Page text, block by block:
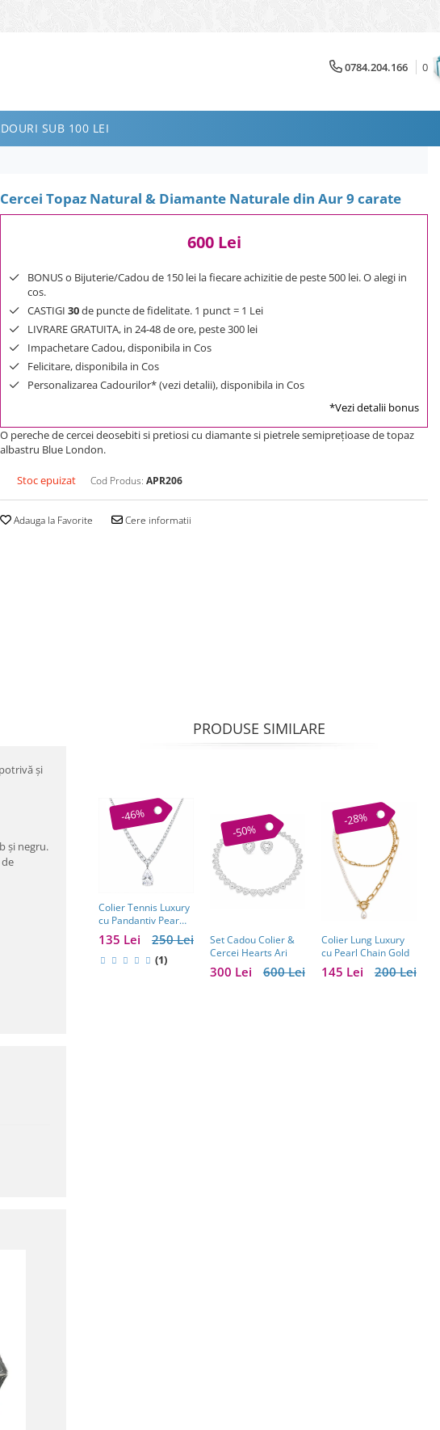
0784.204.166 0
SUB 100 LEI
Cercei Topaz Natural & Diamante Naturale din Aur 9 carate
600 Lei
BONUS o Bijuterie/Cadou de 150 lei la fiecare achizitie de peste 500 lei. O alegi in
cos.
CASTIGI 30de puncte de fidelitate. 1 punct = 1 Lei
LIVRARE GRATUITA, in 24-48 de ore, peste 300 lei
Impachetare Cadou, disponibila in Cos
Felicitare, disponibila in Cos
Personalizarea Cadourilor* (vezi detalii), disponibila in Cos
*Vezi detalii bonus
O pereche de cercei deosebiti si pretiosi cu diamante si pietrele semipreţioase de topaz
albastru Blue London.
Stoc epuizat Cod Produs: APR206
Adauga la Favorite Cere informatii
şi
şi negru.
PRODUSE SIMILARE
-46%
Colier Tennis Luxury
cu Pandantiv Pear
Cut – Eleganță
Atemporală 250 Lei
135 Lei
(1)
-50%
Set Cadou Colier &
Cercei Hearts Ari
600 Lei
300 Lei
-28%
Colier Lung Luxury
cu Pearl Chain Gold
200 Lei
145 Lei